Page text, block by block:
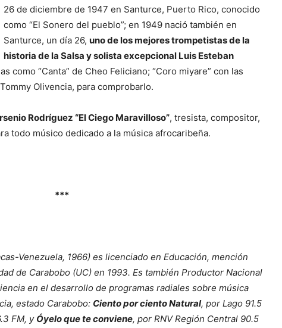
26 de diciembre de 1947 en Santurce, Puerto Rico, conocido
como “El Sonero del pueblo”; en 1949 nació también en
Santurce, un día 26, uno de los mejores trompetistas de la
historia de la Salsa y solista excepcional Luis Esteban
como “Canta” de Cheo Feliciano; “Coro miyare” con las
Olivencia, para comprobarlo.
Rodríguez “El Ciego Maravilloso”, tresista, compositor,
todo músico dedicado a la música afrocaribeña.
***
Venezuela, 1966) es licenciado en Educación, mención
de Carabobo (UC) en 1993. Es también Productor Nacional
en el desarrollo de programas radiales sobre música
estado Carabobo: Ciento por ciento Natural, por Lago 91.5
FM, y Óyelo que te conviene, por RNV Región Central 90.5